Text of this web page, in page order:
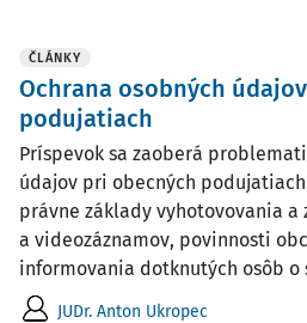
ČLÁNKY
Ochrana osobných
podujatiach
Príspevok sa zaoberá
údajov pri obecných
právne základy vyhotovovania
a videozáznamov, povinnosti
informovania dotknutých osôb o
JUDr. Anton Ukropec